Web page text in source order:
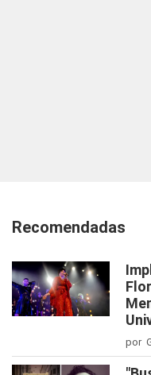
Recomendadas
por